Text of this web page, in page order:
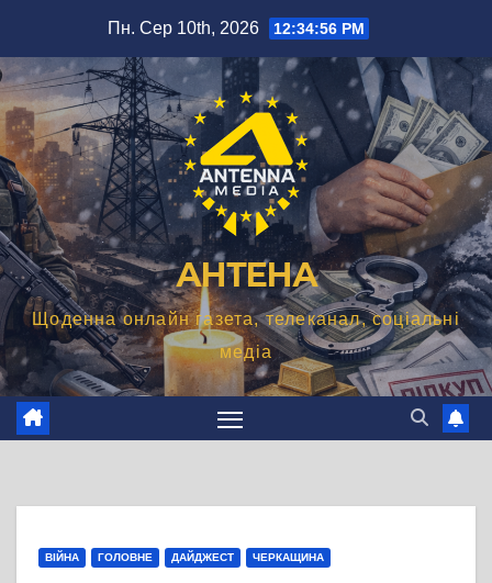
вмісту
Пн. Сер 10th, 2026 12:34:58 PM
АНТЕНА
Щоденна онлайн газета, телеканал, соціальні
медіа
ВІЙНА ГОЛОВНЕ ДАЙДЖЕСТ ЧЕРКАЩИНА